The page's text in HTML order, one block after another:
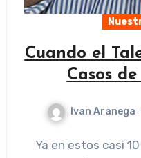
Cuando el
Casos
Ivan Aranega
Ya en estos casi 10 años (profesionalmente